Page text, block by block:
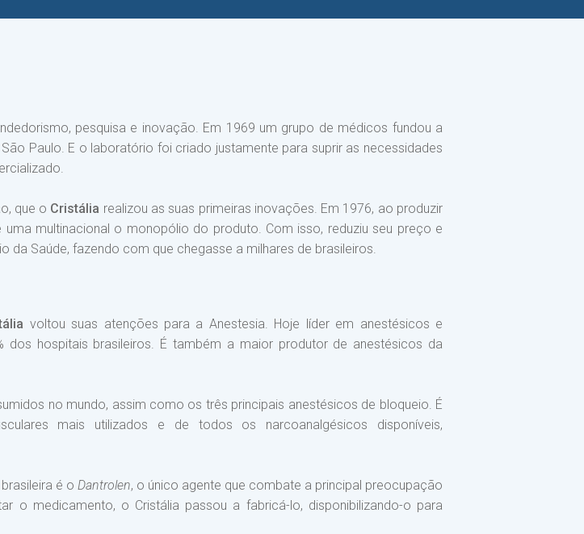
pesquisa e inovação. Em 1969 um grupo de médicos fundou a
Paulo. E o laboratório foi criado justamente para suprir as necessidades
que o Cristália realizou as suas primeiras inovações. Em 1976, ao produzir
multinacional o monopólio do produto. Com isso, reduziu seu preço e
da Saúde, fazendo com que chegasse a milhares de brasileiros.
voltou suas atenções para a Anestesia. Hoje líder em anestésicos e
dos hospitais brasileiros. É também a maior produtor de anestésicos da
no mundo, assim como os três principais anestésicos de bloqueio. É
mais utilizados e de todos os narcoanalgésicos disponíveis,
é o Dantrolen, o único agente que combate a principal preocupação
o medicamento, o Cristália passou a fabricá-lo, disponibilizando-o para